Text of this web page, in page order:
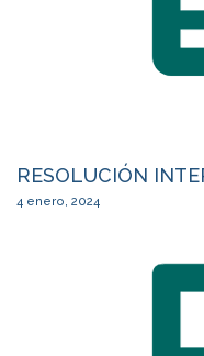
RESOLUCIÓN
4 enero, 2024